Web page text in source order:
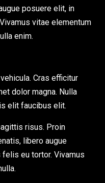
posuere elit, in
vitae elementum
enim.
Cras efficitur
dolor magna. Nulla
elit faucibus elit.
risus. Proin
libero augue
eu tortor. Vivamus